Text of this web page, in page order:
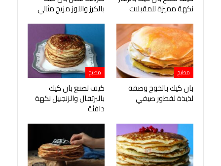
نكهة مميزة للمقبلات بالكرز واللوز مزيج مثالي
مطبخ
بان كيك بالخوخ وصفة
لذيذة لفطور صيفي
مطبخ
كيف تصنع بان كيك
بالبرتقال والزنجبيل نكهة
دافئة